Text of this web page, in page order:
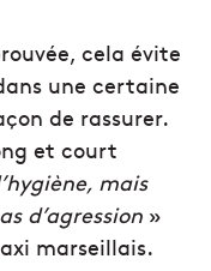
cela évite
une certaine
de rassurer.
et court
mais
d’agression »
marseillais.